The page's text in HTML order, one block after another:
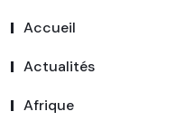
Accueil
Actualités
Afrique